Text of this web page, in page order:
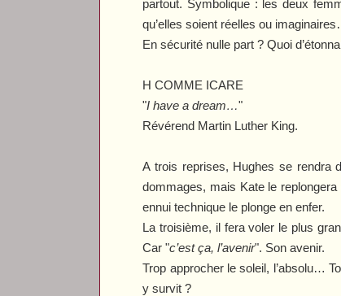
partout. Symbolique : les deux
qu’elles soient réelles ou
En sécurité nulle part ? Quoi
H COMME ICARE
"I have a dream…"
Révérend Martin Luther King.
A trois reprises, Hughes se rendra
dommages, mais Kate le replongera
ennui technique le plonge en enfer.
La troisième, il fera voler le plus
Car "c’est ça, l’avenir". Son avenir.
Trop approcher le soleil, l’absolu…
y survit ?